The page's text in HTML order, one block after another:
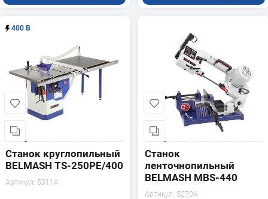
400 В
Станок круглопильный
BELMASH TS-250PE/400
Артикул: S311A
Станок
ленточнопильный
BELMASH MBS-440
Артикул: S270A